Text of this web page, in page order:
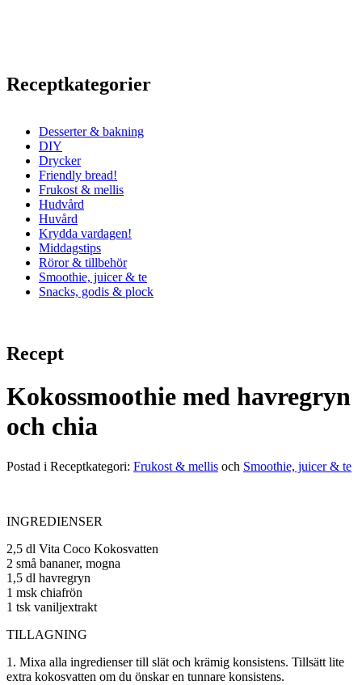
Receptkategorier
Desserter & bakning
DIY
Drycker
Friendly bread!
Frukost & mellis
Hudvård
Huvård
Krydda vardagen!
Middagstips
Röror & tillbehör
Smoothie, juicer & te
Snacks, godis & plock
Recept
Kokossmoothie med havregryn
och chia
Postad i Receptkategori: Frukost & mellis och Smoothie, juicer & te
INGREDIENSER
2,5 dl Vita Coco Kokosvatten
2 små bananer, mogna
1,5 dl havregryn
1 msk chiafrön
1 tsk vaniljextrakt
TILLAGNING
1. Mixa alla ingredienser till slät och krämig konsistens. Tillsätt lite
extra kokosvatten om du önskar en tunnare konsistens.